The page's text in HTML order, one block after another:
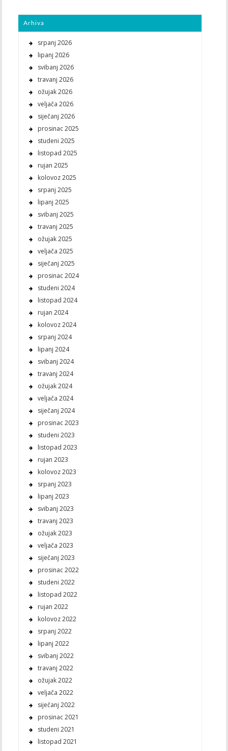
Arhiva
srpanj 2026
lipanj 2026
svibanj 2026
travanj 2026
ožujak 2026
veljača 2026
siječanj 2026
prosinac 2025
studeni 2025
listopad 2025
rujan 2025
kolovoz 2025
srpanj 2025
lipanj 2025
svibanj 2025
travanj 2025
ožujak 2025
veljača 2025
siječanj 2025
prosinac 2024
studeni 2024
listopad 2024
rujan 2024
kolovoz 2024
srpanj 2024
lipanj 2024
svibanj 2024
travanj 2024
ožujak 2024
veljača 2024
siječanj 2024
prosinac 2023
studeni 2023
listopad 2023
rujan 2023
kolovoz 2023
srpanj 2023
lipanj 2023
svibanj 2023
travanj 2023
ožujak 2023
veljača 2023
siječanj 2023
prosinac 2022
studeni 2022
listopad 2022
rujan 2022
kolovoz 2022
srpanj 2022
lipanj 2022
svibanj 2022
travanj 2022
ožujak 2022
veljača 2022
siječanj 2022
prosinac 2021
studeni 2021
listopad 2021